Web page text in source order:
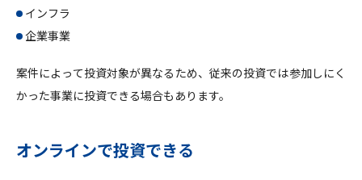
インフラ
企業事業
案件によって投資対象が異なるため、従来の投資では参加しにく
かった事業に投資できる場合もあります。
オンラインで投資できる